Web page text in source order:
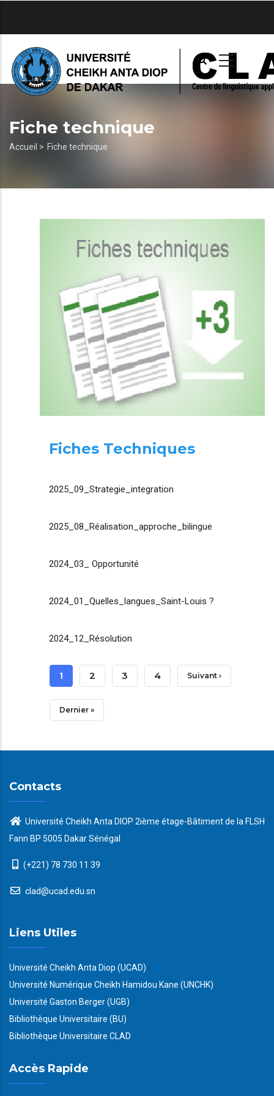
principal
Fiche technique
Fil
Accueil > Fiche technique
Fiches Techniques
2025_09_Strategie_integration
2025_08_Réalisation_approche_bilingue
2024_03_ Opportunité
2024_01_Quelles_langues_Saint-Louis ?
2024_12_Résolution
Pagination
Page
Courante
1 Page
2 Page
3 Page
4 Page
Suivant ›
Dernière
Dernier »
Contacts
Université Cheikh Anta DIOP 2ième étage-Bâtiment de la FLSH
Fann BP 5005 Dakar Sénégal
(+221) 78 730 11 39
clad@ucad.edu.sn
Liens Utiles
Université Cheikh Anta Diop (UCAD)
Université Numérique Cheikh Hamidou Kane (UNCHK)
Université Gaston Berger (UGB)
Bibliothèque Universitaire (BU)
Bibliothèque Universitaire CLAD
Accès Rapide